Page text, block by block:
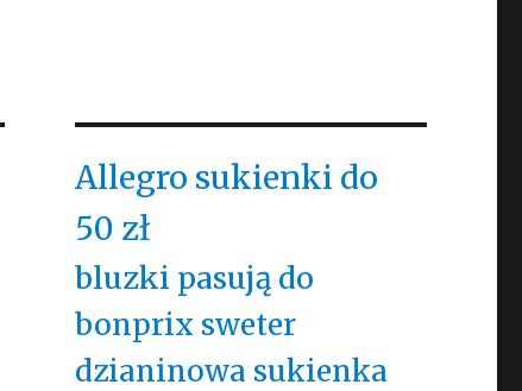
Allegro sukienki do
50 zł
bluzki pasują do
bonprix sweter
dzianinowa sukienka